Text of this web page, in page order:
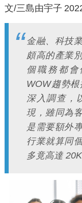
文/三島由宇子
金融、科技
頗高的產業
個職務都會
WOW趨勢
深入調查，
現，雖同為
是需要額外
行業就算同
多竟高達 20K